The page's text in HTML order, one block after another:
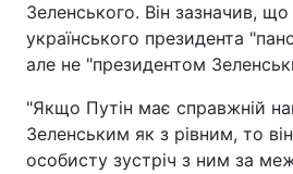
Зеленського. Він зазначив, що
українського президента
але не "президентом
"Якщо Путін має справжній
Зеленським як з рівним, то
особисту зустріч з ним за